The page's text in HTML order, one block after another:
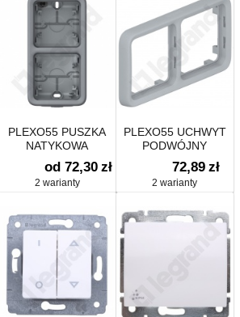
PLEXO55 PUSZKA
NATYKOWA
PODWÓJNA
PIONOWA
od 72,30 zł
2 warianty
PLEXO55 UCHWYT
PODWÓJNY
POZIOMY DO
INSTALACJI
PODTYNKOWEJ
72,89 zł
2 warianty